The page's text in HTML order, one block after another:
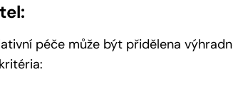
péče může být přidělena